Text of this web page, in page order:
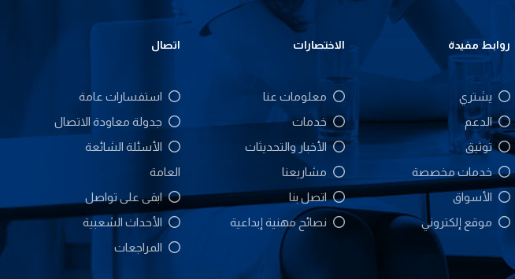
روابط مفيدة
يشتري
الدعم
توثيق
خدمات مخصصة
الأسواق
موقع إلكتروني
الاختصارات
معلومات عنا
خدمات
الأخبار والتحديثات
مشاريعنا
اتصل بنا
نصائح مهنية إبداعية
اتصال
استفسارات عامة
جدولة معاودة الاتصال
الأسئلة الشائعة
العامة
ابقى على تواصل
الأحداث الشعبية
المراجعات